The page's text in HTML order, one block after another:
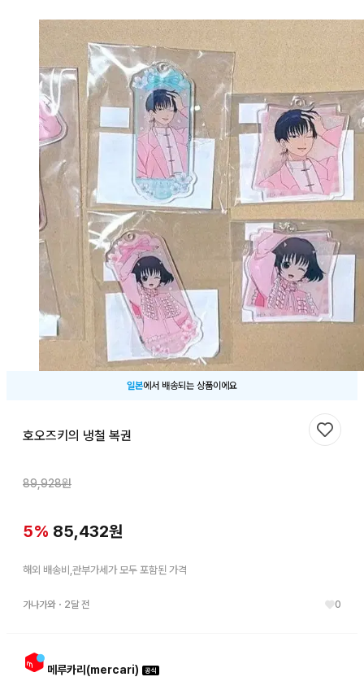
일본에서 배송되는 상품이에요
호오즈키의 냉철 복권
89,928원
5% 85,432원
해외 배송비,관부가세가 모두 포함된 가격
가나가와・ 2달 전 0
메루카리(mercari)
찜하기